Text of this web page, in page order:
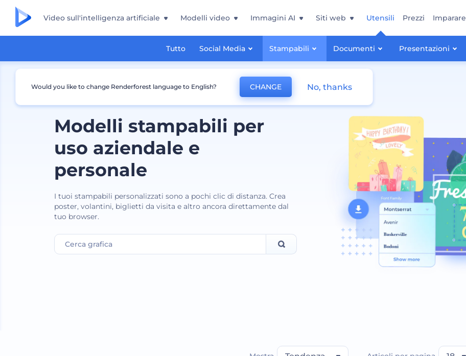
Video sull'intelligenza artificiale Modelli video Immagini AI Siti web Utensili
Tutto Social Media Stampabili Documenti Presentazioni
Prezzi Imparare
Modelli stampabili per
uso aziendale e
personale
I tuoi stampabili personalizzati sono a pochi clic di distanza. Crea
poster, volantini, biglietti da visita e altro ancora direttamente dal
tuo browser.
Would you like to change Renderforest language to English? CHANGE No, thanks